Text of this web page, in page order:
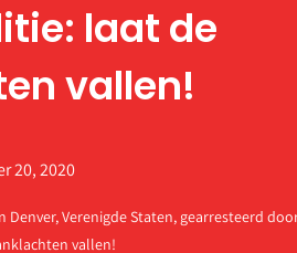
laat de
vallen!
20, 2020
Verenigde Staten, gearresteerd
vallen!